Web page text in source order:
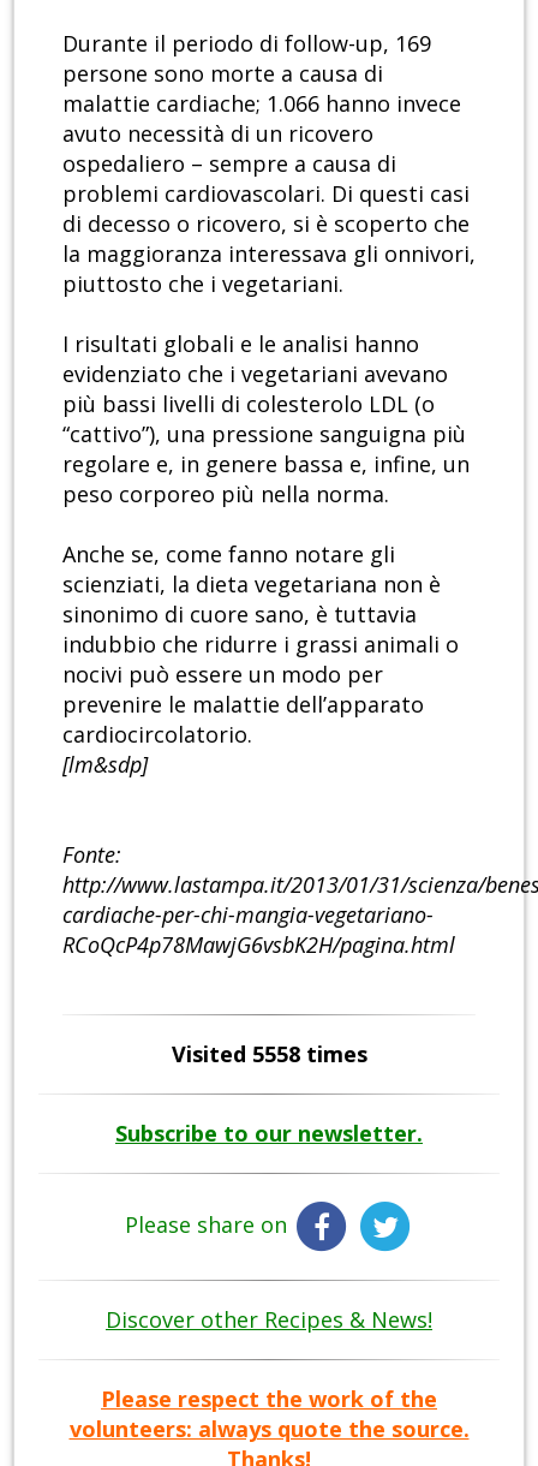
Durante il periodo di follow-up, 169
persone sono morte a causa di
malattie cardiache; 1.066 hanno invece
avuto necessità di un ricovero
ospedaliero – sempre a causa di
problemi cardiovascolari. Di questi casi
di decesso o ricovero, si è scoperto che
la maggioranza interessava gli onnivori,
piuttosto che i vegetariani.
I risultati globali e le analisi hanno
evidenziato che i vegetariani avevano
più bassi livelli di colesterolo LDL (o
“cattivo”), una pressione sanguigna più
regolare e, in genere bassa e, infine, un
peso corporeo più nella norma.
Anche se, come fanno notare gli
scienziati, la dieta vegetariana non è
sinonimo di cuore sano, è tuttavia
indubbio che ridurre i grassi animali o
nocivi può essere un modo per
prevenire le malattie dell’apparato
cardiocircolatorio.
[lm&sdp]
Fonte:
http://www.lastampa.it/2013/01/31/scienza/
cardiache-per-chi-mangia-vegetariano-
RCoQcP4p78MawjG6vsbK2H/pagina.html
Visited 5558 times
Subscribe to our newsletter.
Please share on
Discover other Recipes & News!
Please respect the work of the
volunteers: always quote the source.
Thanks!